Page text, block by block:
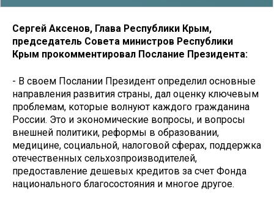
Сергей Аксенов, Глава Республики Крым,
председатель Совета министров Республики
Крым прокомментировал Послание Президента:
- В своем Послании Президент определил основные
направления развития страны, дал оценку ключевым
проблемам, которые волнуют каждого гражданина
России. Это и экономические вопросы, и вопросы
внешней политики, реформы в образовании,
медицине, социальной, налоговой сферах, поддержка
отечественных сельхозпроизводителей,
предоставление дешевых кредитов за счет Фонда
национального благосостояния и многое другое.